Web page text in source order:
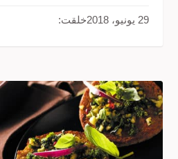
خلقت: 29 يونيو، 2018